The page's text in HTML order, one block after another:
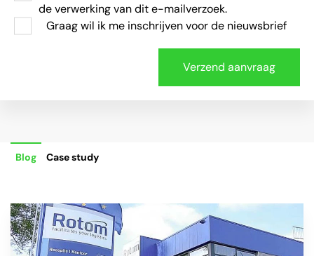
de verwerking van dit e-mailverzoek.
Graag wil ik me inschrijven voor de nieuwsbrief
Blog Case study